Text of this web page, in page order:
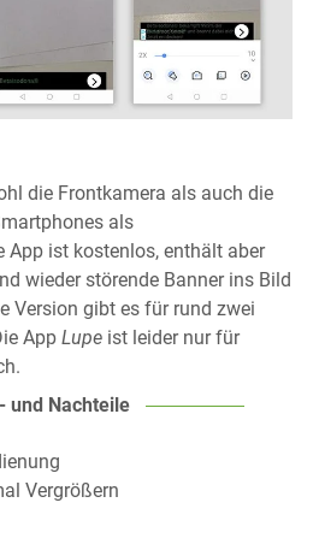
die Frontkamera als auch die
als
App ist kostenlos, enthält aber
wieder störende Banner ins Bild
Version gibt es für rund zwei
App Lupe ist leider nur für
und Nachteile
Vergrößern